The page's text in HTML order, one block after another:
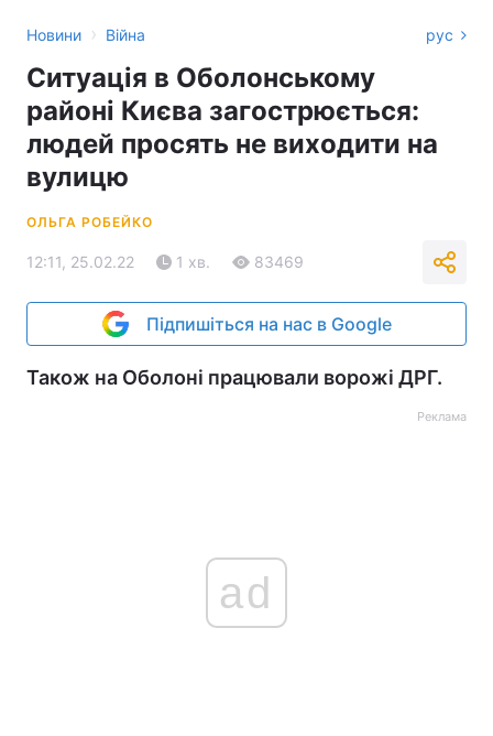
Новини › Війна рус
Ситуація в Оболонському
районі Києва загострюється:
людей просять не виходити на
вулицю
ОЛЬГА РОБЕЙКО
12:11, 25.02.22 1 хв. 83469
Підпишіться на нас в Google
Також на Оболоні працювали ворожі ДРГ.
Реклама
ad